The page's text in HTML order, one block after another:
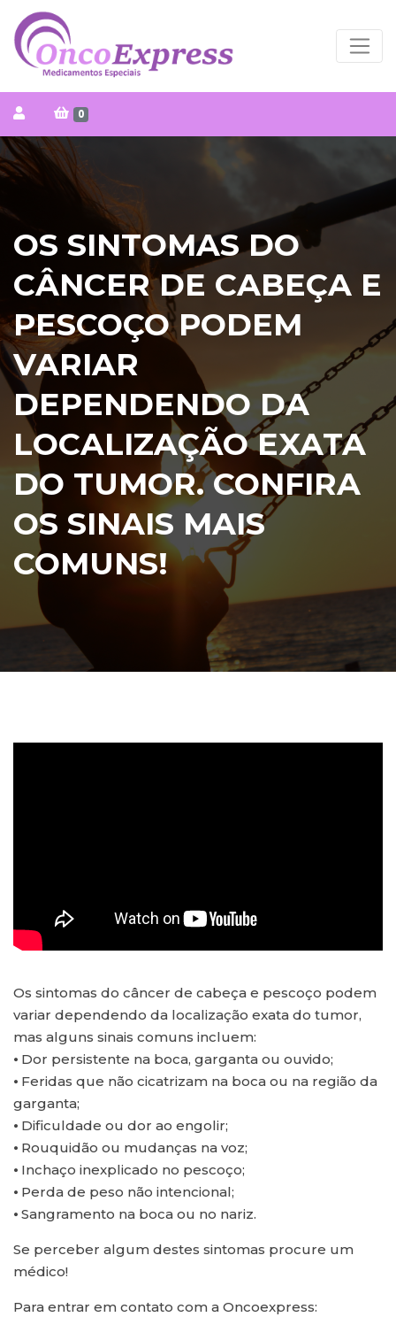
0
OS SINTOMAS DO
CÂNCER DE CABEÇA E
PESCOÇO PODEM
VARIAR
DEPENDENDO DA
LOCALIZAÇÃO EXATA
DO TUMOR. CONFIRA
OS SINAIS MAIS
COMUNS!
Os sintomas do câncer de cabeça e pescoço podem
variar dependendo da localização exata do tumor,
mas alguns sinais comuns incluem:
⦁ Dor persistente na boca, garganta ou ouvido;
⦁ Feridas que não cicatrizam na boca ou na região da
garganta;
⦁ Dificuldade ou dor ao engolir;
⦁ Rouquidão ou mudanças na voz;
⦁ Inchaço inexplicado no pescoço;
⦁ Perda de peso não intencional;
⦁ Sangramento na boca ou no nariz.
Se perceber algum destes sintomas procure um
médico!
Para entrar em contato com a Oncoexpress: